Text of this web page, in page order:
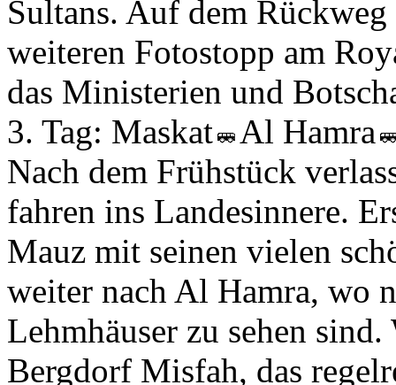
Sultans. Auf dem
weiteren Fotostopp am
das Ministerien und
3. Tag: Maskat
Al Hamra
Nach dem Frühstück
fahren ins Landesinnere.
Mauz mit seinen vielen
weiter nach Al Hamra, wo
Lehmhäuser zu sehen
Bergdorf Misfah, das